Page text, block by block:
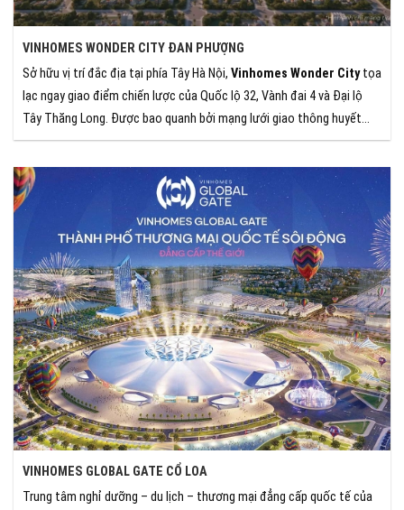
VINHOMES WONDER CITY ĐAN PHƯỢNG
Sở hữu vị trí đắc địa tại phía Tây Hà Nội, Vinhomes Wonder Citytọa
lạc ngay giao điểm chiến lược của Quốc lộ 32, Vành đai 4 và Đại lộ
Tây Thăng Long. Được bao quanh bởi mạng lưới giao thông huyết
mạch, dự án không chỉ đảm bảo khả năng kết nối linh hoạt mà còn
hưởng trọn lợi thế từ hạ tầng hiện đại, mở ra tiềm năng phát triển
bền vững.
VINHOMES GLOBAL GATE CỔ LOA
Trung tâm nghỉ dưỡng – du lịch – thương mại đẳng cấp quốc tế của